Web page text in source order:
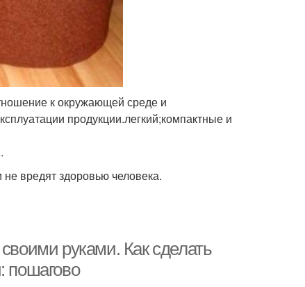
к окружающей среде и
продукции.легкий;компактные и
вредят здоровью человека.
руками. Как сделать
пошагово